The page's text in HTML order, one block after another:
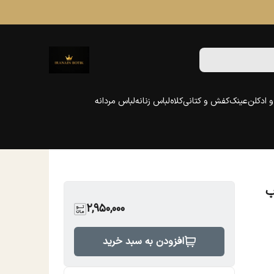
ادکلنعینککفش و کتانیکلاهلباس زنانهلباس مردانه
2,950,000
افزودن به سبد خرید